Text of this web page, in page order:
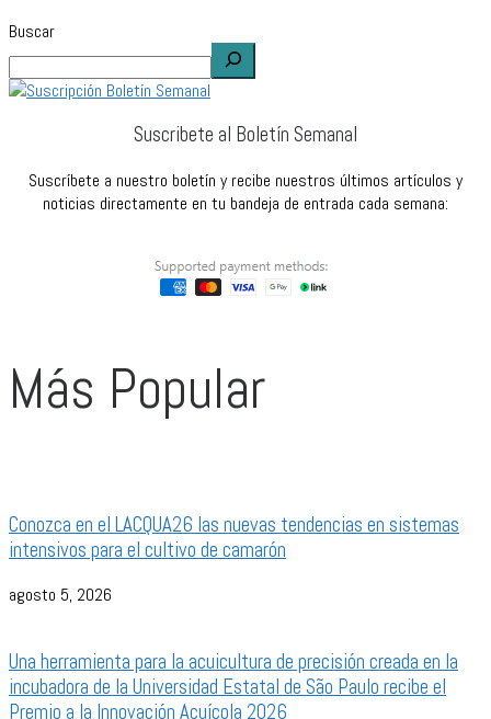
Buscar
Suscribete al Boletín Semanal
Suscríbete a nuestro boletín y recibe nuestros últimos artículos y
noticias directamente en tu bandeja de entrada cada semana:
Más Popular
Conozca en el LACQUA26 las nuevas tendencias en sistemas
intensivos para el cultivo de camarón
agosto 5, 2026
Una herramienta para la acuicultura de precisión creada en la
incubadora de la Universidad Estatal de São Paulo recibe el
Premio a la Innovación Acuícola 2026